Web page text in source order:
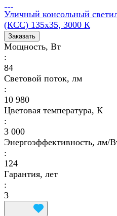
Уличный консольный
(КСС) 135х35, 3000 К
Заказать
Мощность, Вт
:
84
Световой поток, лм
:
10 980
Цветовая температура, К
:
3 000
Энергоэффективность, лм/
:
124
Гарантия, лет
:
3